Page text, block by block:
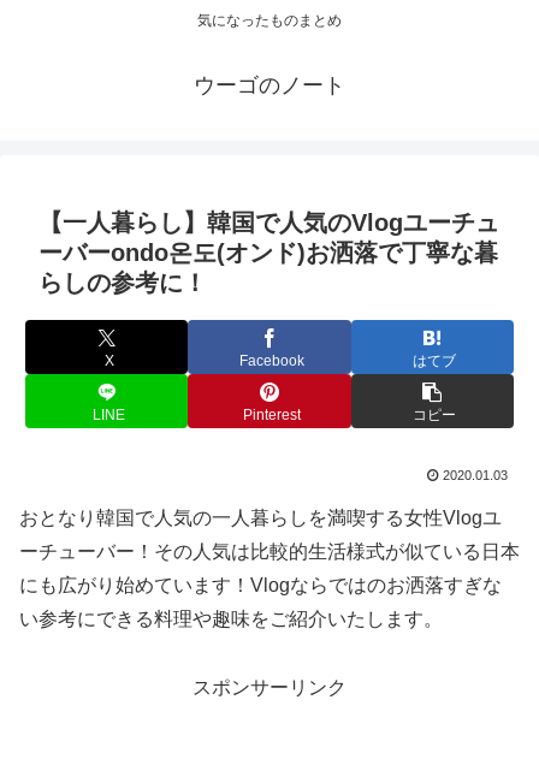
気になったものまとめ
ウーゴのノート
【一人暮らし】韓国で人気のVlogユーチュ
ーバーondo온도(オンド)お洒落で丁寧な暮
らしの参考に！
X Facebook はてブ
LINE Pinterest コピー
2020.01.03
おとなり韓国で人気の一人暮らしを満喫する女性Vlogユ
ーチューバー！その人気は比較的生活様式が似ている日本
にも広がり始めています！Vlogならではのお洒落すぎな
い参考にできる料理や趣味をご紹介いたします。
スポンサーリンク